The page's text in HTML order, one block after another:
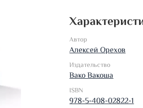
Автор
Алексей Орехов
Издательство
Вако Вакоша
ISBN
978-5-408-02822-1